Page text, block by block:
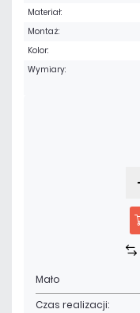
Materiał:
Montaż:
Kolor:
Wymiary:
Mało
Czas realizacji: